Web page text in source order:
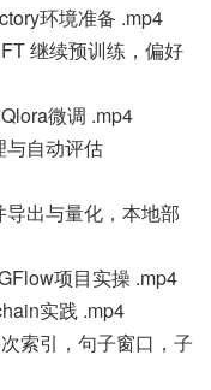
环境准备 .mp4
继续预训练，偏好
微调 .mp4
与自动评估
出与量化，本地部
项目实操 .mp4
实践 .mp4
索引，句子窗口，子